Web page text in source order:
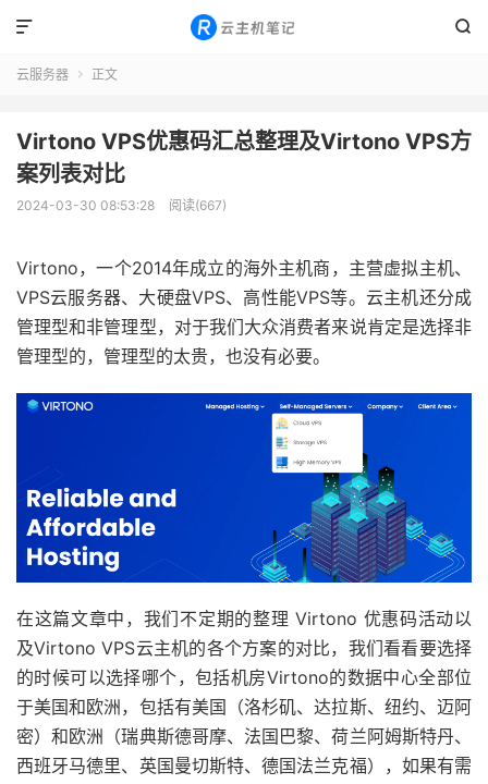


云服务器  正文
Virtono VPS优惠码汇总整理及Virtono VPS方
案列表对比
2024-03-30 08:53:28 阅读(667)
Virtono，一个2014年成立的海外主机商，主营虚拟主机、
VPS云服务器、大硬盘VPS、高性能VPS等。云主机还分成
管理型和非管理型，对于我们大众消费者来说肯定是选择非
管理型的，管理型的太贵，也没有必要。
在这篇文章中，我们不定期的整理 Virtono 优惠码活动以
及Virtono VPS云主机的各个方案的对比，我们看看要选择
的时候可以选择哪个，包括机房Virtono的数据中心全部位
于美国和欧洲，包括有美国（洛杉矶、达拉斯、纽约、迈阿
密）和欧洲（瑞典斯德哥摩、法国巴黎、荷兰阿姆斯特丹、
西班牙马德里、英国曼切斯特、德国法兰克福），如果有需